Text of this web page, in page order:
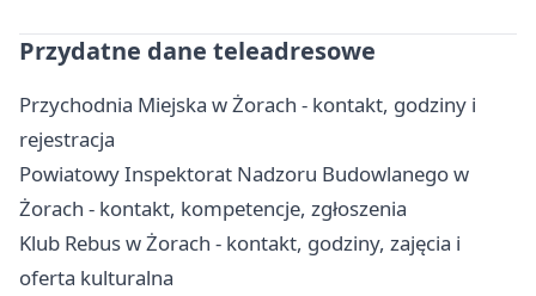
Przydatne dane teleadresowe
Przychodnia Miejska w Żorach - kontakt, godziny i
rejestracja
Powiatowy Inspektorat Nadzoru Budowlanego w
Żorach - kontakt, kompetencje, zgłoszenia
Klub Rebus w Żorach - kontakt, godziny, zajęcia i
oferta kulturalna